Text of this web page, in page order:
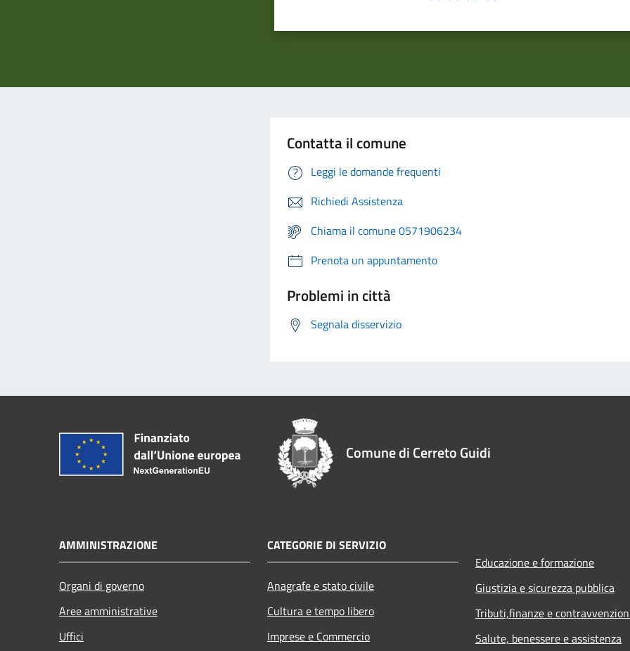
Contatta il comune
Leggi le domande frequenti
Richiedi Assistenza
Chiama il comune 0571906234
Prenota un appuntamento
Problemi in città
Segnala disservizio
Comune di Cerreto Guidi
AMMINISTRAZIONE
Organi di governo
Aree amministrative
Uffici
CATEGORIE DI SERVIZIO
Anagrafe e stato civile
Cultura e tempo libero
Imprese e Commercio
Educazione e formazione
Giustizia e sicurezza pubblica
Tributi,finanze e
Salute, benessere e assistenza